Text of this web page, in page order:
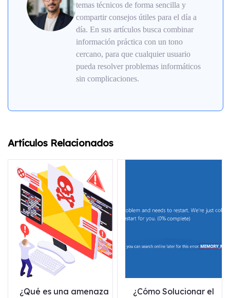
temas técnicos de forma sencilla y
compartir consejos útiles para el día a
día. En sus artículos busca combinar
información práctica con un tono
cercano, para que cualquier usuario
pueda resolver problemas informáticos
sin complicaciones.
Artículos Relacionados
¿Qué es una amenaza
¿Cómo Solucionar el